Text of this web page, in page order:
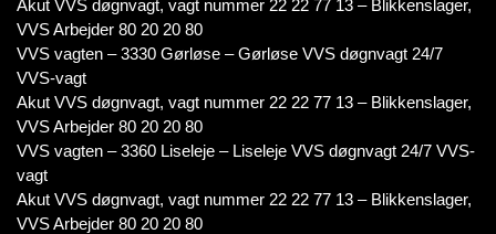
Akut VVS døgnvagt, vagt nummer 22 22 77 13 – Blikkenslager,
VVS Arbejder 80 20 20 80
VVS vagten – 3330 Gørløse – Gørløse VVS døgnvagt 24/7
VVS-vagt
Akut VVS døgnvagt, vagt nummer 22 22 77 13 – Blikkenslager,
VVS Arbejder 80 20 20 80
VVS vagten – 3360 Liseleje – Liseleje VVS døgnvagt 24/7 VVS-
vagt
Akut VVS døgnvagt, vagt nummer 22 22 77 13 – Blikkenslager,
VVS Arbejder 80 20 20 80